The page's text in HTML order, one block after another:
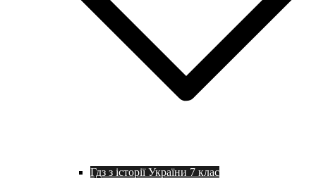
Гдз з історії України 7 клас